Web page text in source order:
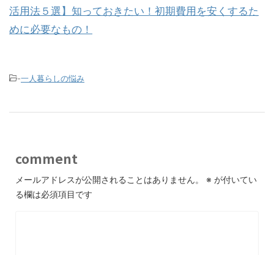
活用法５選】知っておきたい！初期費用を安くするた
めに必要なもの！
-一人暮らしの悩み
comment
メールアドレスが公開されることはありません。 ※ が付いてい
る欄は必須項目です